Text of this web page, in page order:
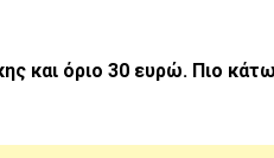
και όριο 30 ευρώ. Πιο